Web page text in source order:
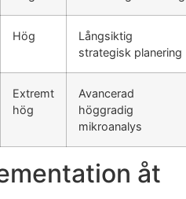
Hög
Långsiktig
strategisk planering
Extremt
hög
Avancerad
höggradig
mikroanalys
åt